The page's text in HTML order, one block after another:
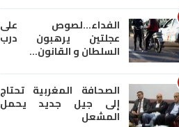
الفداء…لصوص على
عجلتين يرهبون درب
السلطان و القانون…
الصحافة المغربية تحتاج
إلى جيل جديد يحمل
المشعل